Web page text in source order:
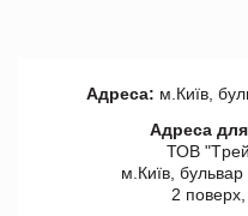
Адреса: м.Київ,
Адреса для
ТОВ
м.Київ,
2